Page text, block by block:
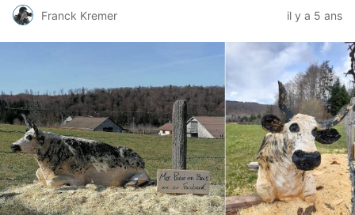
Franck Kremer il y a 5 ans